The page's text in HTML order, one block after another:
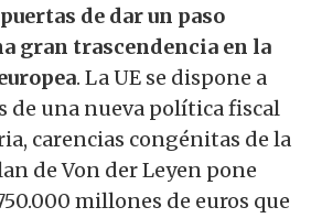
de dar un paso
gran trascendencia en la
. La UE se dispone a
de una nueva política fiscal
carencias congénitas de la
de Von der Leyen pone
millones de euros que